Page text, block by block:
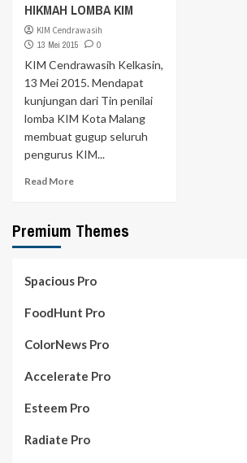
HIKMAH LOMBA KIM
KIM Cendrawasih
13 Mei 2015
0
KIM Cendrawasih Kelkasin,
13 Mei 2015. Mendapat
kunjungan dari Tin penilai
lomba KIM Kota Malang
membuat gugup seluruh
pengurus KIM...
Read More
Premium Themes
Spacious Pro
FoodHunt Pro
ColorNews Pro
Accelerate Pro
Esteem Pro
Radiate Pro